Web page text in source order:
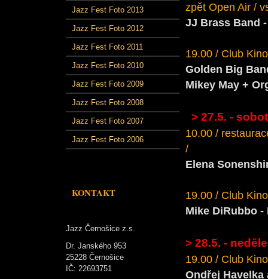
Jazz Fest Foto 2013
Jazz Fest Foto 2012
Jazz Fest Foto 2011
Jazz Fest Foto 2010
Jazz Fest Foto 2009
Jazz Fest Foto 2008
Jazz Fest Foto 2007
Jazz Fest Foto 2006
KONTAKT
Jazz Černošice z.s.
Dr. Janského 953
25228 Černošice
IČ: 22693751
zpět Open Air /
JJ Brass Band
19.00 / Club
Golden Big
Mikey May +
> 27.5. -
10.00 /
/
Elena
19.00 / Club
Mike DiRubbo -
> 28.5. - neděle
19.00 / Club
Ondřej Havelka